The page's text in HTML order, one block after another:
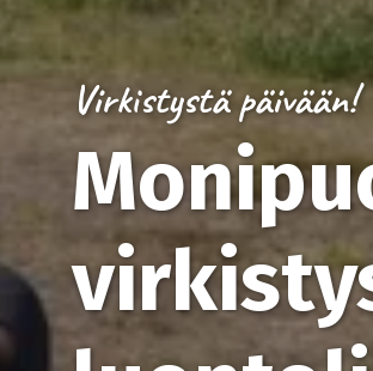
Virkistystä päivään!